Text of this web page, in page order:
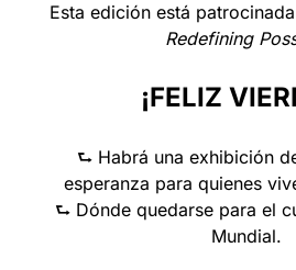
Esta edición está
Redefining
¡FELIZ
⮑ Habrá una exhibición
esperanza para quienes
⮑ Dónde quedarse para el
Mundial.